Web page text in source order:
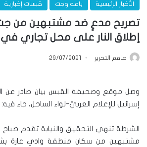
الأخبار الرئيسية باقة وجت قبسات إخبارية
تصريح مدعٍ ضد مشتبهين من
إطلاق النار على محل تجاري في
طاقم التحرير 29/07/2021
وصل موقع وصحيفة القبس بيان صادر عن
إسرائيل للإعلام العربيّ-لواء الساحل، جاء فيه:
الشرطة تنهي التحقيق والنيابة تقدم
مشتبهين من سكان منطقة وادي عارة